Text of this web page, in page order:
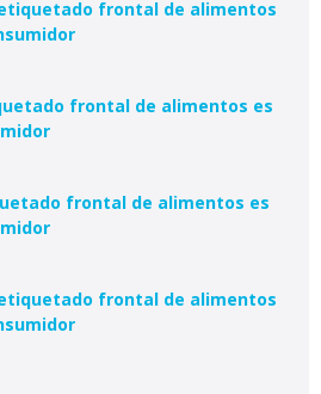
frontal de alimentos
frontal de alimentos es
frontal de alimentos es
frontal de alimentos